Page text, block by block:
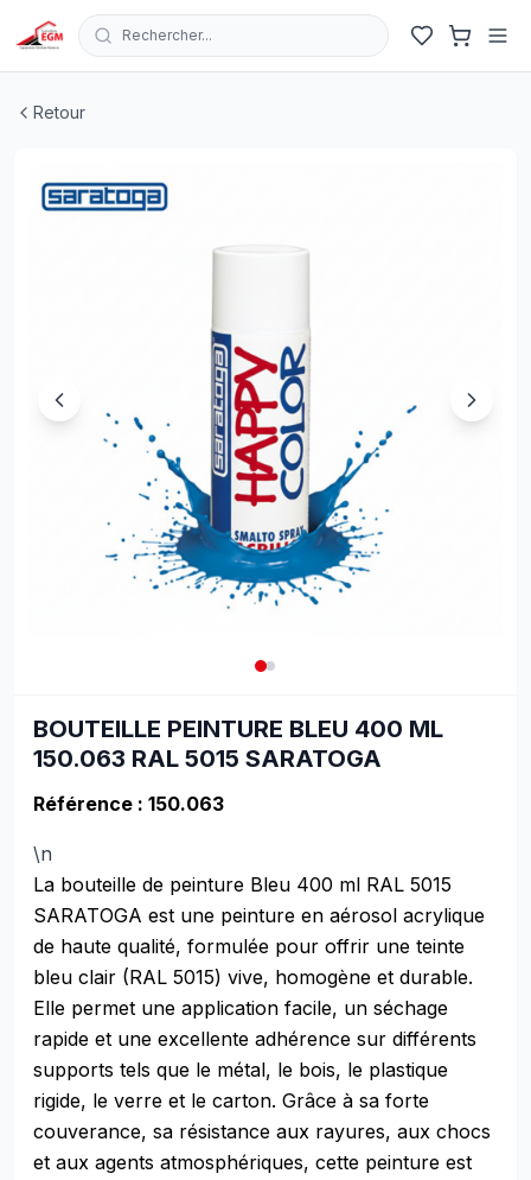
Rechercher...
Retour
BOUTEILLE PEINTURE BLEU 400 ML
150.063 RAL 5015 SARATOGA
Référence : 150.063
\n
La bouteille de peinture Bleu 400 ml RAL 5015
SARATOGA est une peinture en aérosol acrylique
de haute qualité, formulée pour offrir une teinte
bleu clair (RAL 5015) vive, homogène et durable.
Elle permet une application facile, un séchage
rapide et une excellente adhérence sur différents
supports tels que le métal, le bois, le plastique
rigide, le verre et le carton. Grâce à sa forte
couverance, sa résistance aux rayures, aux chocs
et aux agents atmosphériques, cette peinture est